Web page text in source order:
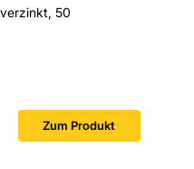
50
Zum Produkt